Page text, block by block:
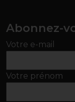
Abonnez-
Votre e-mail
Votre prénom